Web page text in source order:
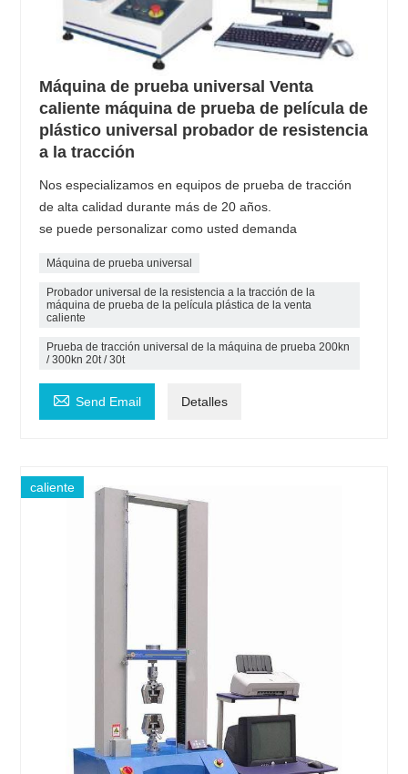
Máquina de prueba universal Venta
caliente máquina de prueba de película de
plástico universal probador de resistencia
a la tracción
Nos especializamos en equipos de prueba de tracción
de alta calidad durante más de 20 años.
se puede personalizar como usted demanda
Máquina de prueba universal
Probador universal de la resistencia a la tracción de la
máquina de prueba de la película plástica de la venta
caliente
Prueba de tracción universal de la máquina de prueba 200kn
/ 300kn 20t / 30t
 Send Email Detalles
caliente